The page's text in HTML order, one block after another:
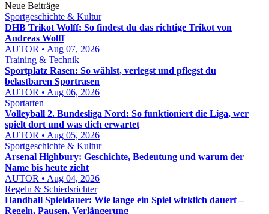
Neue Beiträge
Sportgeschichte & Kultur
DHB Trikot Wolff: So findest du das richtige Trikot von
Andreas Wolff
AUTOR • Aug 07, 2026
Training & Technik
Sportplatz Rasen: So wählst, verlegst und pflegst du
belastbaren Sportrasen
AUTOR • Aug 06, 2026
Sportarten
Volleyball 2. Bundesliga Nord: So funktioniert die Liga, wer
spielt dort und was dich erwartet
AUTOR • Aug 05, 2026
Sportgeschichte & Kultur
Arsenal Highbury: Geschichte, Bedeutung und warum der
Name bis heute zieht
AUTOR • Aug 04, 2026
Regeln & Schiedsrichter
Handball Spieldauer: Wie lange ein Spiel wirklich dauert –
Regeln, Pausen, Verlängerung